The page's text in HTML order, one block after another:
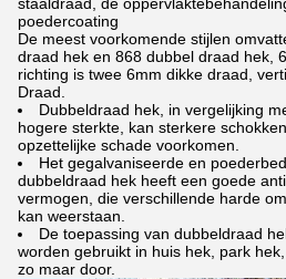
poedercoating
De meest voorkomende stijlen
draad hek en 868 dubbel draad hek,
richting is twee 6mm dikke draad,
Draad.
Dubbeldraad hek, in vergelijking
hogere sterkte, kan sterkere
opzettelijke schade voorkomen.
Het gegalvaniseerde en
dubbeldraad hek heeft een goede
vermogen, die verschillende harde
kan weerstaan.
De toepassing van dubbeldraad
worden gebruikt in huis hek, park
zo maar door.